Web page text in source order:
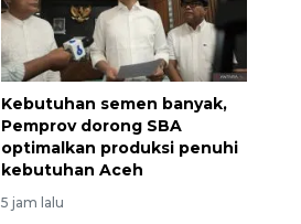
Kebutuhan semen banyak,
Pemprov dorong SBA
optimalkan produksi penuhi
kebutuhan Aceh
5 jam lalu